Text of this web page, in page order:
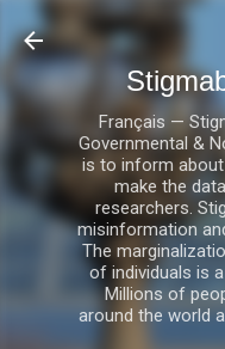
Français —
Governmental &
is to inform
make the
researchers.
misinformation
The
of individuals is
Millions of
around the world